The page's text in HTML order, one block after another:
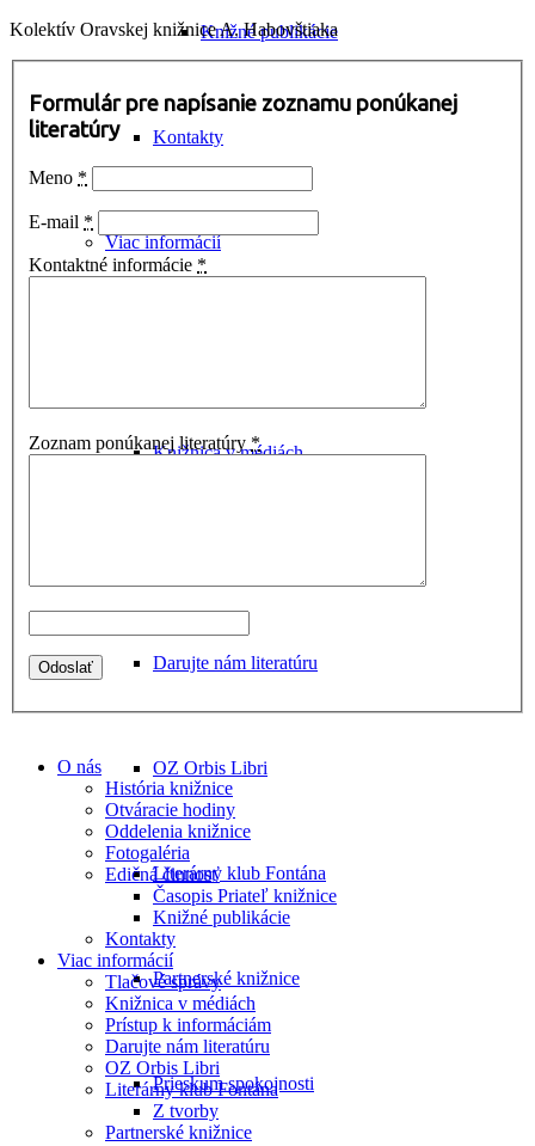
Knižné publikácie
Kontakty
Viac informácií
Knižnica v médiách
Darujte nám literatúru
OZ Orbis Libri
Literárny klub Fontána
Partnerské knižnice
Prieskum spokojnosti
Kolektív Oravskej knižnice A. Habovštiaka
Formulár pre napísanie zoznamu ponúkanej
literatúry
Meno *
E-mail *
Kontaktné informácie *
Zoznam ponúkanej literatúry *
O nás
História knižnice
Otváracie hodiny
Oddelenia knižnice
Fotogaléria
Edičná činnosť
Časopis Priateľ knižnice
Knižné publikácie
Kontakty
Viac informácií
Tlačové správy
Knižnica v médiách
Prístup k informáciám
Darujte nám literatúru
OZ Orbis Libri
Literárny klub Fontána
Z tvorby
Partnerské knižnice